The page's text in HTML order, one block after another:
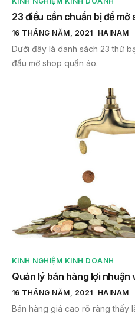
23 điều cần chuẩn bị để mở
16 THÁNG NĂM, 2021 HAINAM
Dưới đây là danh sách 23 thứ
đầu mở shop quần áo.
KINH NGHIỆM KINH DOANH
Quản lý bán hàng lợi nhuận
16 THÁNG NĂM, 2021 HAINAM
Bán hàng giá cao rõ ràng thấy